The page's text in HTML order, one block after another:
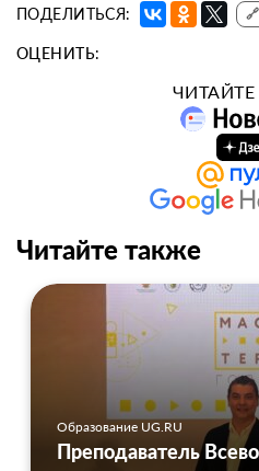
ПОДЕЛИТЬСЯ: 🔗
ОЦЕНИТЬ:
ЧИТАЙТЕ
Читайте также
Образование UG.RU
Преподаватель